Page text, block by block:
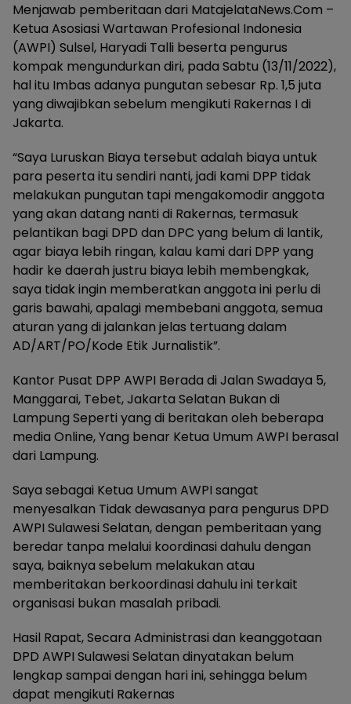
Menjawab pemberitaan dari MatajelataNews.Com –
Ketua Asosiasi Wartawan Profesional Indonesia
(AWPI) Sulsel, Haryadi Talli beserta pengurus
kompak mengundurkan diri, pada Sabtu (13/11/2022),
hal itu Imbas adanya pungutan sebesar Rp. 1,5 juta
yang diwajibkan sebelum mengikuti Rakernas I di
Jakarta.
“Saya Luruskan Biaya tersebut adalah biaya untuk
para peserta itu sendiri nanti, jadi kami DPP tidak
melakukan pungutan tapi mengakomodir anggota
yang akan datang nanti di Rakernas, termasuk
pelantikan bagi DPD dan DPC yang belum di lantik,
agar biaya lebih ringan, kalau kami dari DPP yang
hadir ke daerah justru biaya lebih membengkak,
saya tidak ingin memberatkan anggota ini perlu di
garis bawahi, apalagi membebani anggota, semua
aturan yang di jalankan jelas tertuang dalam
AD/ART/PO/Kode Etik Jurnalistik”.
Kantor Pusat DPP AWPI Berada di Jalan Swadaya 5,
Manggarai, Tebet, Jakarta Selatan Bukan di
Lampung Seperti yang di beritakan oleh beberapa
media Online, Yang benar Ketua Umum AWPI berasal
dari Lampung.
Saya sebagai Ketua Umum AWPI sangat
menyesalkan Tidak dewasanya para pengurus DPD
AWPI Sulawesi Selatan, dengan pemberitaan yang
beredar tanpa melalui koordinasi dahulu dengan
saya, baiknya sebelum melakukan atau
memberitakan berkoordinasi dahulu ini terkait
organisasi bukan masalah pribadi.
Hasil Rapat, Secara Administrasi dan keanggotaan
DPD AWPI Sulawesi Selatan dinyatakan belum
lengkap sampai dengan hari ini, sehingga belum
dapat mengikuti Rakernas